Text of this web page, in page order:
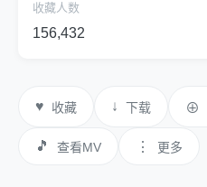
收藏人数
156,432
♥ 收藏 ↓ 下载 ⊕
🎵 查看MV ⋮ 更多